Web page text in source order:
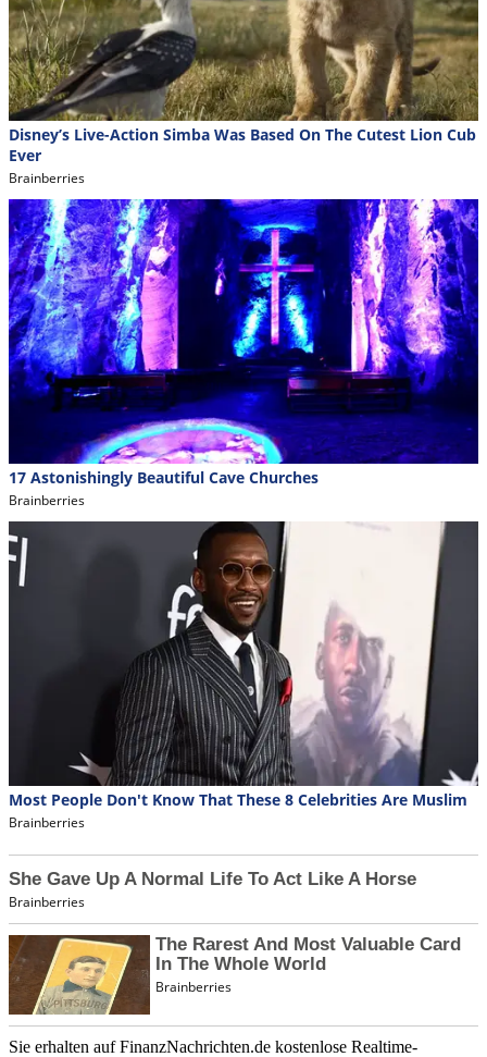
Sie erhalten auf FinanzNachrichten.de kostenlose Realtime-